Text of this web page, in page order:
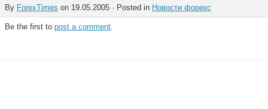
By ForexTimes on 19.05.2005 · Posted in Новости форекс
Be the first to post a comment.